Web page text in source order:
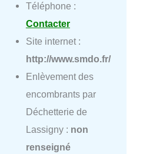
Téléphone :
Contacter
Site internet :
http://www.smdo.fr/
Enlèvement des
encombrants par
Déchetterie de
Lassigny : non
renseigné